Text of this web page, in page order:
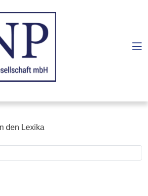
den Lexika